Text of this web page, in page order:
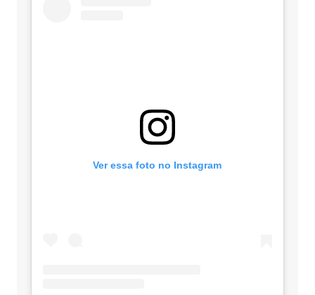
Ver essa foto no Instagram